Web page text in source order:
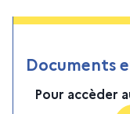
Documents
Pour accèder